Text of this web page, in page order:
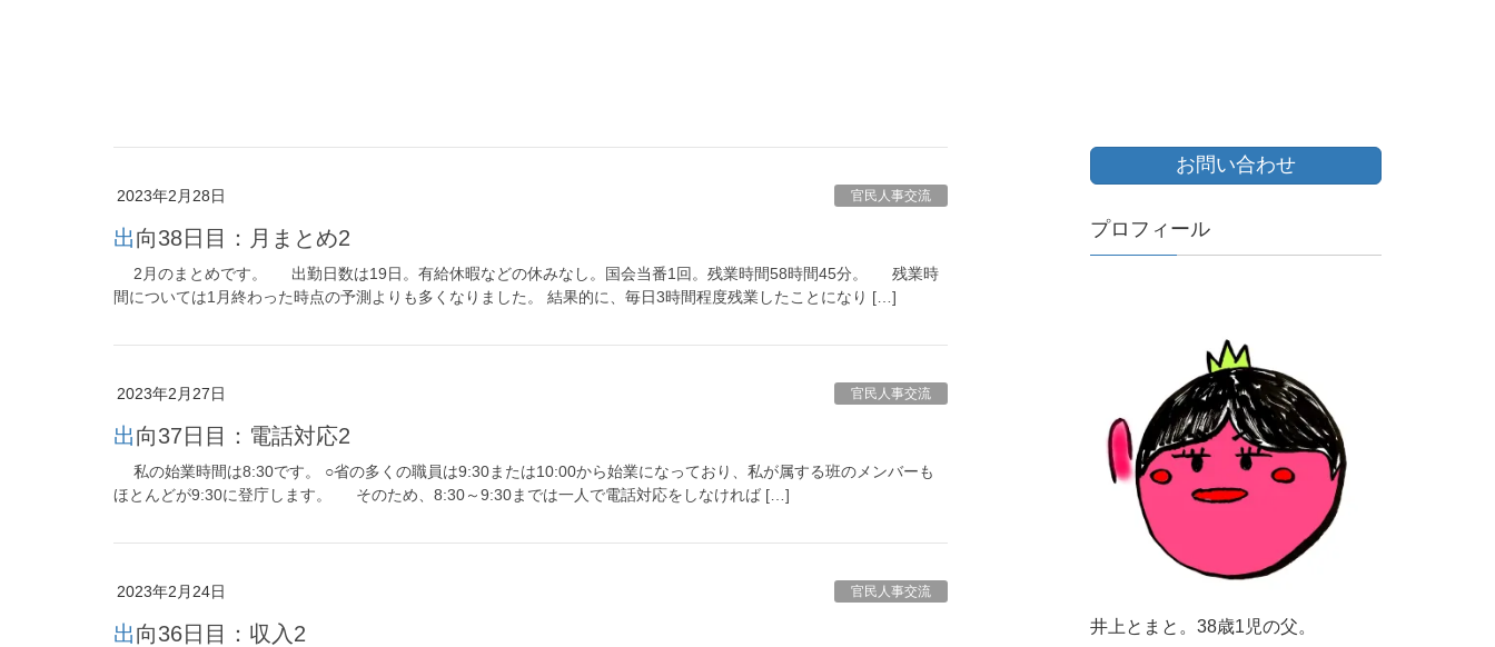
2023年2月28日 官民人事交流
出向38日目：月まとめ2
2月のまとめです。 出勤日数は19日。有給休暇などの休みなし。国会当番1回。残業時間58時間45分。 残業時
間については1月終わった時点の予測よりも多くなりました。 結果的に、毎日3時間程度残業したことになり […]
2023年2月27日 官民人事交流
出向37日目：電話対応2
私の始業時間は8:30です。 ○省の多くの職員は9:30または10:00から始業になっており、私が属する班のメンバーも
ほとんどが9:30に登庁します。 そのため、8:30～9:30までは一人で電話対応をしなければ […]
2023年2月24日 官民人事交流
出向36日目：収入2
お問い合わせ
プロフィール
井上とまと。38歳1児の父。